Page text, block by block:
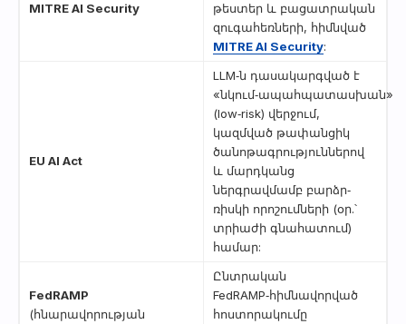
MITRE AI Security
թեստեր և բացատրական
զուգահեռների, հիմնված
MITRE AI Security:
EU AI Act
LLM‑ն դասակարգված է
«նկում‑ապահպատասխան»
(low‑risk) վերջում,
կազմված թափանցիկ
ծանոթագրություններով
և մարդկանց
ներգրավմամբ բարձր‑
ռիսկի որոշումների (օր.՝
տրիաժի գնահատում)
համար:
FedRAMP
(հնարավորության
Ընտրական
FedRAMP‑հիմնավորված
հոստորակումը